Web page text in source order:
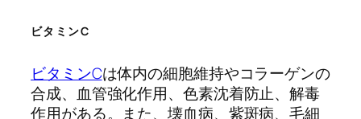
ビタミンC
ビタミンCは体内の細胞維持やコラーゲンの
合成、血管強化作用、色素沈着防止、解毒
作用がある。また、壊血病、紫斑病、毛細